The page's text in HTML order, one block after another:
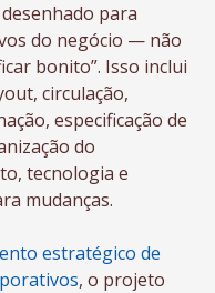
para
do negócio — não
bonito”. Isso inclui
circulação,
especificação de
do
tecnologia e
mudanças.
estratégico de
, o projeto